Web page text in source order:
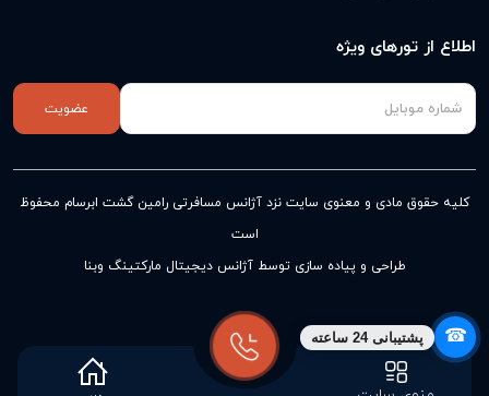
اطلاع از تورهای ویژه
عضویت
کلیه حقوق مادی و معنوی سایت نزد آژانس مسافرتی رامین گشت ابرسام محفوظ
است
طراحی و پیاده سازی توسط آژانس دیجیتال مارکتینگ وبنا
☎ پشتیبانی 24 ساعته